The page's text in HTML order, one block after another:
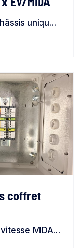
EV/MIDA
Groupe de surpression sur châssis unique avec 2 pompes type EV, contrôlées par des variateurs de vitesse type MIDA, avec aspiration dans 2 réservoirs de stockage type CV
coffret
Placement d'un variateur de vitesse MIDA dans un coffret électrique IP 66 pour installation dans une atmosphère humide